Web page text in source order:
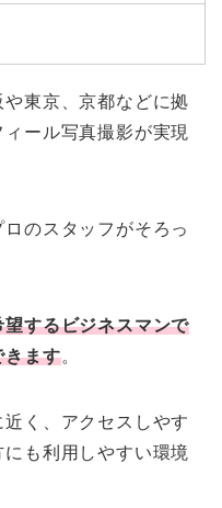
や東京、京都などに拠
ール写真撮影が実現
のスタッフがそろっ
するビジネスマンで
きます。
く、アクセスしやす
も利用しやすい環境